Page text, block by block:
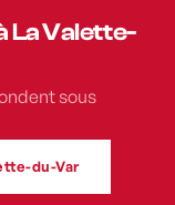
La Valette-
sous
du-Var